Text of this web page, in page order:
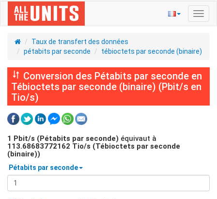
la
Taux de transfert des données
pétabits par seconde
tébioctets par seconde (binaire)
Conversion des Pétabits par seconde en
Tébioctets par seconde (binaire) (Pbit/s en
Tio/s)
1 Pbit/s (Pétabits par seconde) équivaut à
113.68683772162 Tio/s (Tébioctets par seconde
(binaire))
Pétabits par seconde